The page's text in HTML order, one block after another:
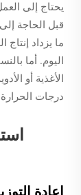
يحتاج إلى
قبل الحاجة
ما يزداد
اليوم. أما
الأغذية أو
درجات